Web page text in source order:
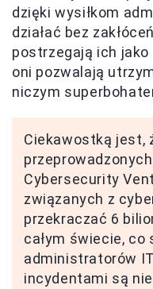
dzięki wysiłkom
działać bez
postrzegają ich jako
oni pozwalają
niczym
Ciekawostką jest,
Cybersecurity
związanych z
przekraczać 6
całym świecie,
administratorów
incydentami są